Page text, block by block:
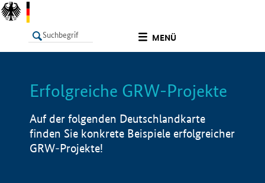
MENÜ
LISTE Info
Erfolgreiche GRW-Projekte
Auf der folgenden Deutschlandkarte
finden Sie konkrete Beispiele erfolgreicher
GRW-Projekte!